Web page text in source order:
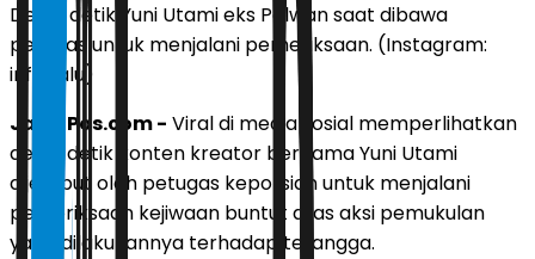
Detik-detik Yuni Utami eks Polwan saat dibawa
petugas untuk menjalani pemeriksaan. (Instagram:
infopalu)
JawaPos.com - Viral di media sosial memperlihatkan
detik-detik konten kreator bernama Yuni Utami
dijemput oleh petugas kepolisian untuk menjalani
pemeriksaan kejiwaan buntut atas aksi pemukulan
yang dilakukannya terhadap tetangga.